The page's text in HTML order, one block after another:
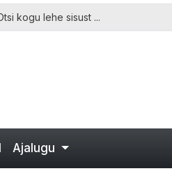
Ajalugu